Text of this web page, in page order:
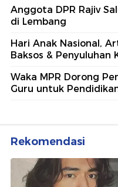
Anggota DPR Rajiv
di Lembang
Hari Anak Nasional,
Baksos & Penyuluhan
Waka MPR Dorong
Guru untuk
Rekomendasi